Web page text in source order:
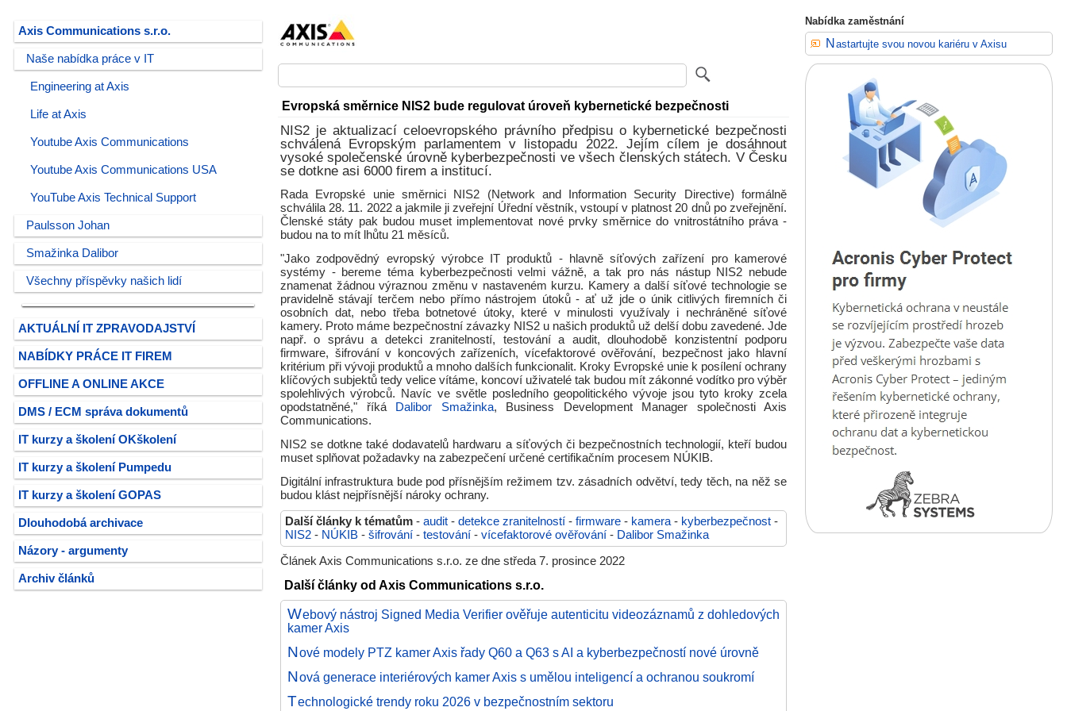
Axis Communications s.r.o.
Naše nabídka práce v IT
Engineering at Axis
Life at Axis
Youtube Axis Communications
Youtube Axis Communications USA
YouTube Axis Technical Support
Paulsson Johan
Smažinka Dalibor
Všechny příspěvky našich lidí
AKTUÁLNÍ IT ZPRAVODAJSTVÍ
NABÍDKY PRÁCE IT FIREM
OFFLINE A ONLINE AKCE
DMS / ECM správa dokumentů
IT kurzy a školení OKškolení
IT kurzy a školení Pumpedu
IT kurzy a školení GOPAS
Dlouhodobá archivace
Názory - argumenty
Archiv článků
Evropská směrnice NIS2 bude regulovat úroveň kybernetické bezpečnosti
NIS2 je aktualizací celoevropského právního předpisu o kybernetické bezpečnosti
schválená Evropským parlamentem v listopadu 2022. Jejím cílem je dosáhnout
vysoké společenské úrovně kyberbezpečnosti ve všech členských státech. V Česku
se dotkne asi 6000 firem a institucí.
Rada Evropské unie směrnici NIS2 (Network and Information Security Directive) formálně
schválila 28. 11. 2022 a jakmile ji zveřejní Úřední věstník, vstoupí v platnost 20 dnů po zveřejnění.
Členské státy pak budou muset implementovat nové prvky směrnice do vnitrostátního práva -
budou na to mít lhůtu 21 měsíců.
"Jako zodpovědný evropský výrobce IT produktů - hlavně síťových zařízení pro kamerové
systémy - bereme téma kyberbezpečnosti velmi vážně, a tak pro nás nástup NIS2 nebude
znamenat žádnou výraznou změnu v nastaveném kurzu. Kamery a další síťové technologie se
pravidelně stávají terčem nebo přímo nástrojem útoků - ať už jde o únik citlivých firemních či
osobních dat, nebo třeba botnetové útoky, které v minulosti využívaly i nechráněné síťové
kamery. Proto máme bezpečnostní závazky NIS2 u našich produktů už delší dobu zavedené. Jde
např. o správu a detekci zranitelností, testování a audit, dlouhodobě konzistentní podporu
firmware, šifrování v koncových zařízeních, vícefaktorové ověřování, bezpečnost jako hlavní
kritérium při vývoji produktů a mnoho dalších funkcionalit. Kroky Evropské unie k posílení ochrany
klíčových subjektů tedy velice vítáme, koncoví uživatelé tak budou mít zákonné vodítko pro výběr
spolehlivých výrobců. Navíc ve světle posledního geopolitického vývoje jsou tyto kroky zcela
opodstatněné," říká
Dalibor Smažinka, Business Development Manager společnosti Axis
Communications.
NIS2 se dotkne také dodavatelů hardwaru a síťových či bezpečnostních technologií, kteří budou
muset splňovat požadavky na zabezpečení určené certifikačním procesem NÚKIB.
Digitální infrastruktura bude pod přísnějším režimem tzv. zásadních odvětví, tedy těch, na něž se
budou klást nejpřísnější nároky ochrany.
Další články k tématům - audit - detekce zranitelností - firmware - kamera - kyberbezpečnost -
NIS2 - NÚKIB - šifrování - testování - vícefaktorové ověřování - Dalibor Smažinka
Článek Axis Communications s.r.o. ze dne středa 7. prosince 2022
Další články od Axis Communications s.r.o.
Webový nástroj Signed Media Verifier ověřuje autenticitu videozáznamů z dohledových
kamer Axis
Nové modely PTZ kamer Axis řady Q60 a Q63 s AI a kyberbezpečností nové úrovně
Nová generace interiérových kamer Axis s umělou inteligencí a ochranou soukromí
Technologické trendy roku 2026 v bezpečnostním sektoru
Nabídka zaměstnání
Nastartujte svou novou kariéru v Axisu